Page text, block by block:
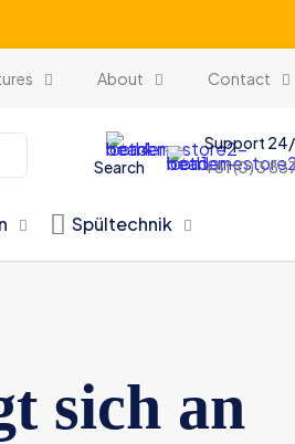
About Contact
Search
Support
+61 (0) 3
Spültechnik
sich an